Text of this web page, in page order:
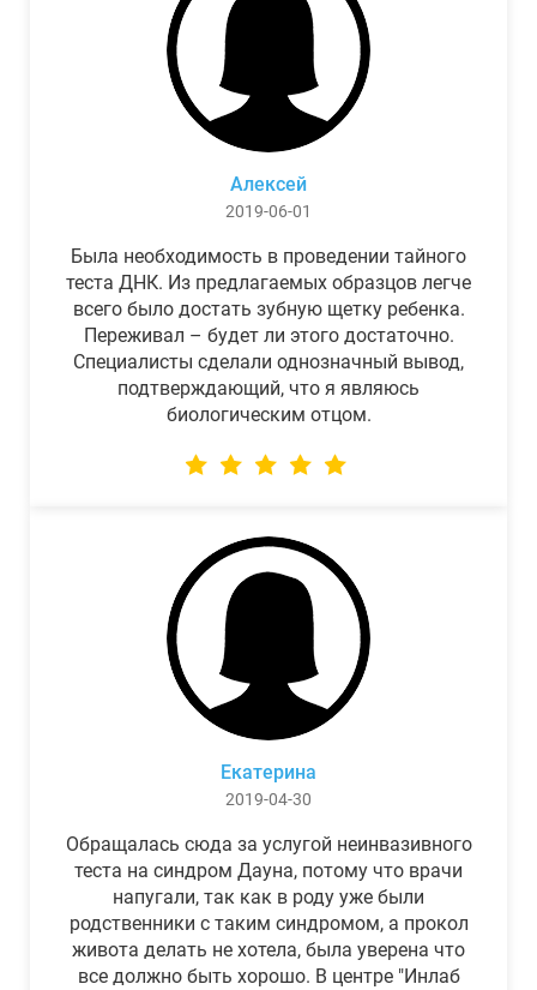
Алексей
2019-06-01
Была необходимость в проведении тайного
теста ДНК. Из предлагаемых образцов легче
всего было достать зубную щетку ребенка.
Переживал – будет ли этого достаточно.
Специалисты сделали однозначный вывод,
подтверждающий, что я являюсь
биологическим отцом.
Екатерина
2019-04-30
Обращалась сюда за услугой неинвазивного
теста на синдром Дауна, потому что врачи
напугали, так как в роду уже были
родственники с таким синдромом, а прокол
живота делать не хотела, была уверена что
все должно быть хорошо. В центре "Инлаб